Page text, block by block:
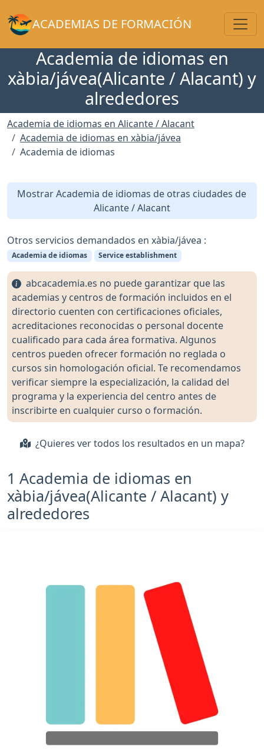
ACADEMIAS DE FORMACIÓN
Academia de idiomas en
xàbia/jávea(Alicante / Alacant) y
alrededores
Academia de idiomas en Alicante / Alacant
Academia de idiomas en xàbia/jávea
Academia de idiomas
Mostrar Academia de idiomas de otras ciudades de
Alicante / Alacant
Otros servicios demandados en xàbia/jávea :
Academia de idiomas Service establishment
abcacademia.es no puede garantizar que las
academias y centros de formación incluidos en el
directorio cuenten con certificaciones oficiales,
acreditaciones reconocidas o personal docente
cualificado para cada área formativa. Algunos
centros pueden ofrecer formación no reglada o
cursos sin homologación oficial. Te recomendamos
verificar siempre la especialización, la calidad del
programa y la experiencia del centro antes de
inscribirte en cualquier curso o formación.
¿Quieres ver todos los resultados en un mapa?
1 Academia de idiomas en
xàbia/jávea(Alicante / Alacant) y
alrededores